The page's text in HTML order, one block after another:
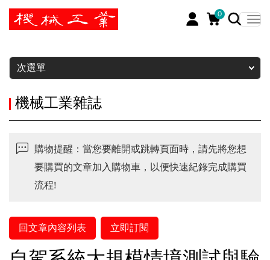
0
暫停
次選單
機械工業雜誌
購物提醒：當您要離開或跳轉頁面時，請先將您想
要購買的文章加入購物車，以便快速紀錄完成購買
流程!
回文章內容列表 立即訂閱